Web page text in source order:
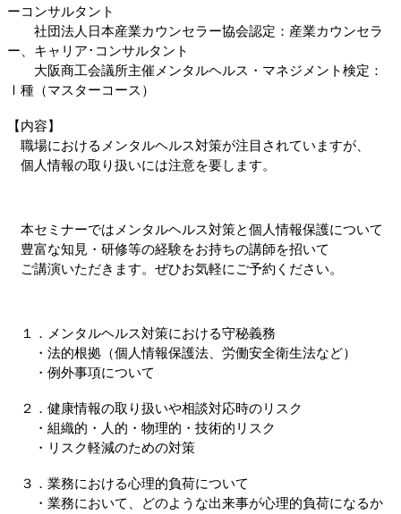
ーコンサルタント
社団法人日本産業カウンセラー協会認定：産業カウンセラ
ー、キャリア･コンサルタント
大阪商工会議所主催メンタルヘルス・マネジメント検定：
Ⅰ種（マスターコース）
【内容】
職場におけるメンタルヘルス対策が注目されていますが、
個人情報の取り扱いには注意を要します。
本セミナーではメンタルヘルス対策と個人情報保護について
豊富な知見・研修等の経験をお持ちの講師を招いて
ご講演いただきます。 ぜひお気軽にご予約ください。
１．メンタルヘルス対策における守秘義務
・法的根拠（個人情報保護法、労働安全衛生法など）
・例外事項について
２．健康情報の取り扱いや相談対応時のリスク
・組織的・人的・物理的・技術的リスク
・リスク軽減のための対策
３．業務における心理的負荷について
・業務において、どのような出来事が心理的負荷になるか